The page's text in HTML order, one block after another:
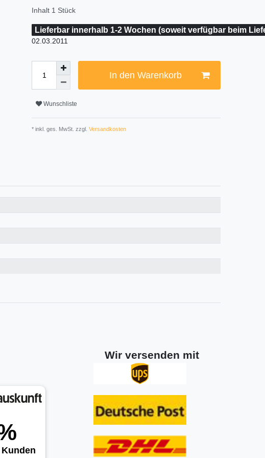
Inhalt 1 Stück
Lieferbar innerhalb 1-2 Wochen (soweit verfügbar beim
02.03.2011
In den Warenkorb
Wunschliste
* inkl. ges. MwSt. zzgl. Versandkosten
Wir versenden mit